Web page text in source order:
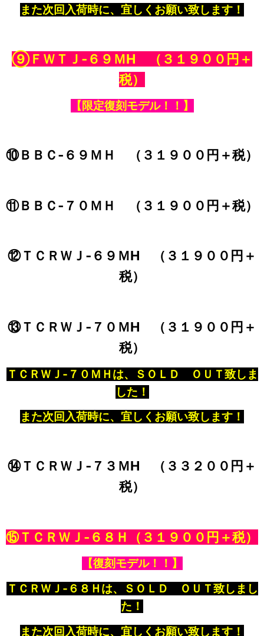
また次回入荷時に、宜しくお願い致します！
⑨ＦＷＴＪ‐６９ＭH （３１９００円＋
税）
【限定復刻モデル！！】
⑩ＢＢＣ‐６９ＭＨ （３１９００円＋税）
⑪ＢＢＣ‐７０ＭＨ （３１９００円＋税）
⑫ＴＣＲＷＪ‐６９ＭH （３１９００円＋
税）
⑬ＴＣＲＷＪ‐７０ＭH （３１９００円＋
税）
ＴＣＲＷＪ‐７０ＭＨは、ＳＯＬＤ ＯＵＴ致しま
した！
また次回入荷時に、宜しくお願い致します！
⑭ＴＣＲＷＪ‐７３ＭH （３３２００円＋
税）
⑮ＴＣＲＷＪ‐６８Ｈ （３１９００円＋税）
【復刻モデル！！】
ＴＣＲＷＪ‐６８Ｈは、ＳＯＬＤ ＯＵＴ致しまし
た！
また次回入荷時に、宜しくお願い致します！